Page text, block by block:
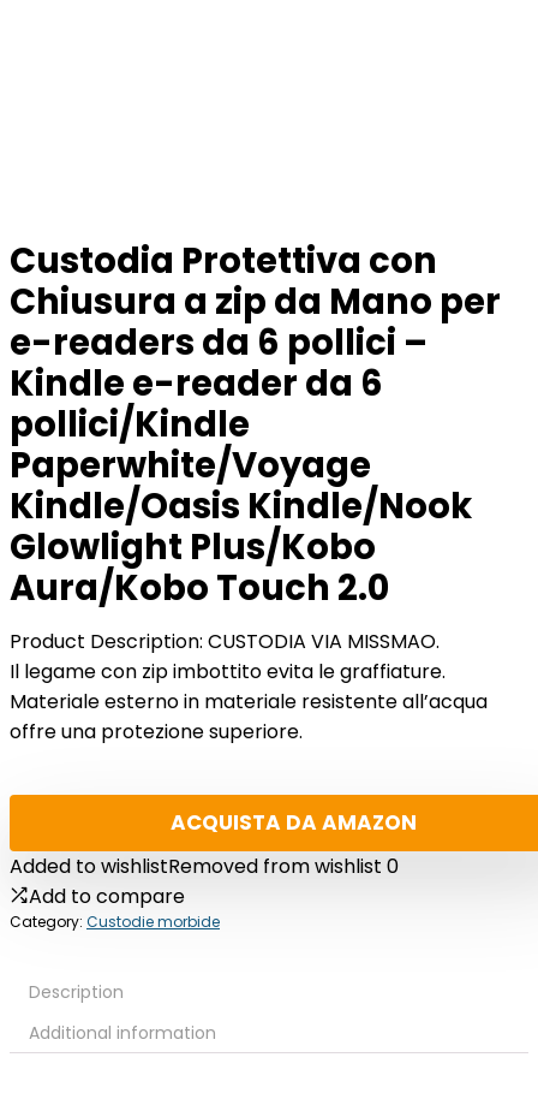
Custodia Protettiva con
Chiusura a zip da Mano per
e-readers da 6 pollici –
Kindle e-reader da 6
pollici/Kindle
Paperwhite/Voyage
Kindle/Oasis Kindle/Nook
Glowlight Plus/Kobo
Aura/Kobo Touch 2.0
Product Description: CUSTODIA VIA MISSMAO.
Il legame con zip imbottito evita le graffiature.
Materiale esterno in materiale resistente all’acqua
offre una protezione superiore.
ACQUISTA DA AMAZON
Added to wishlistRemoved from wishlist 0
Add to compare
Category: Custodie morbide
Description
Additional information